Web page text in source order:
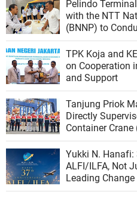
Pelindo
with the NTT
(BNNP) to
for Workers to
Environment
TPK Koja and
on Cooperation
and Support
Tanjung Priok
Directly
Container Crane
Ship at the
Yukki N.
ALFI/ILFA, Not
Leading Change